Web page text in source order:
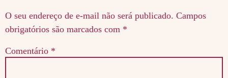
O seu endereço de e-mail não será publicado. Campos
obrigatórios são marcados com *
Comentário *